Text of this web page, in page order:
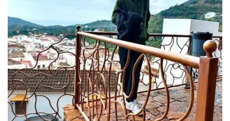
2020-
07-
20T16:47:23+02:00